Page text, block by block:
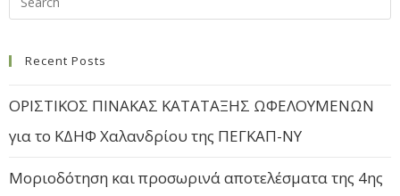
Recent Posts
ΟΡΙΣΤΙΚΟΣ ΠΙΝΑΚΑΣ ΚΑΤΑΤΑΞΗΣ ΩΦΕΛΟΥΜΕΝΩΝ
για το ΚΔΗΦ Χαλανδρίου της ΠΕΓΚΑΠ-ΝΥ
Μοριοδότηση και προσωρινά αποτελέσματα της 4ης